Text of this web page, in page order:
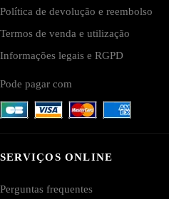
Política de devolução e reembolso
Termos de venda e utilização
Informações legais e RGPD
Pode pagar com
SERVIÇOS ONLINE
Perguntas frequentes